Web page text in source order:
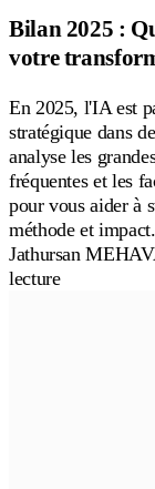
Bilan 2025 :
votre
En 2025, l'IA est
stratégique dans
analyse les
fréquentes et les
pour vous aider à
méthode et impact.
Jathursan
lecture